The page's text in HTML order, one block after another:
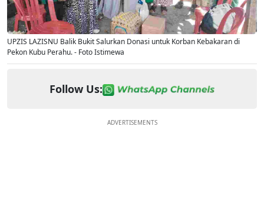
UPZIS LAZISNU Balik Bukit Salurkan Donasi untuk Korban Kebakaran di
Pekon Kubu Perahu. - Foto Istimewa
Follow Us:
ADVERTISEMENTS